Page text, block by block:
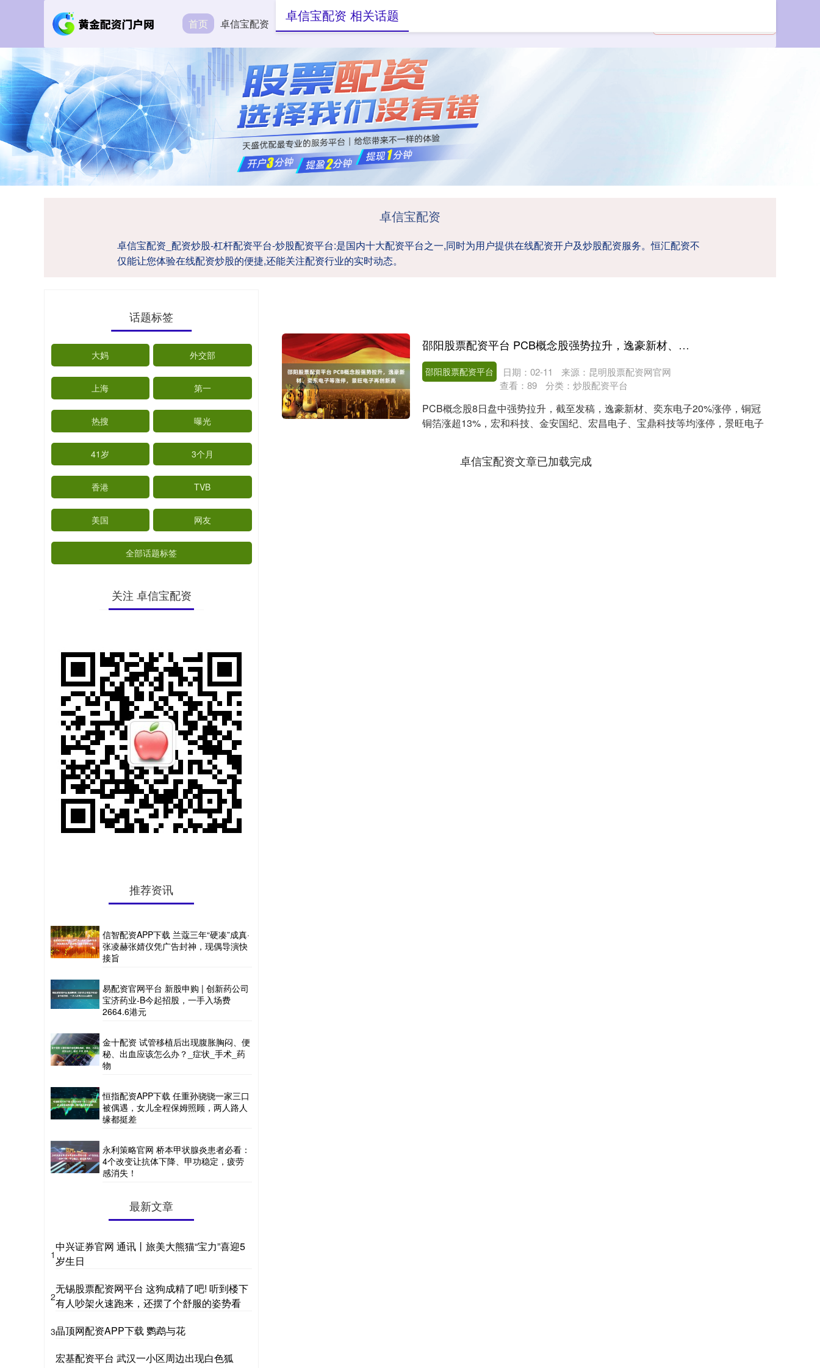
首页 卓信宝配资 配资炒股 杠杆配资平台
卓信宝配资
卓信宝配资_配资炒股-杠杆配资平台-炒股配资平台:是国内十大配资平台之一,同时为用户提供在线配资开户及炒股配资服务。恒汇配资不
仅能让您体验在线配资炒股的便捷,还能关注配资行业的实时动态。
卓信宝配资 相关话题
邵阳股票配资平台 PCB概念股强势拉升，逸豪新材、奕东电子等涨停，景旺电子再创新高
邵阳股票配资平台 日期：02-11
来源：昆明股票配资网官网
查看： 89 分类： 炒股配资平台
PCB概念股8日盘中强势拉升，截至发稿，逸豪新材、奕东电子20%涨停，铜冠
铜箔涨超13%，宏和科技、金安国纪、宏昌电子、宝鼎科技等均涨停，景旺电子
卓信宝配资文章已加载完成
话题标签
大妈 外交部
上海 第一
热搜 曝光
41岁 3个月
香港 TVB
美国 网友
全部话题标签
关注 卓信宝配资
推荐资讯
信智配资APP下载 兰蔻三年“硬凑”成真·
张凌赫张婧仪凭广告封神，现偶导演快
接旨
易配资官网平台 新股申购 | 创新药公司
宝济药业-B今起招股，一手入场费
2664.6港元
金十配资 试管移植后出现腹胀胸闷、便
秘、出血应该怎么办？_症状_手术_药
物
恒指配资APP下载 任重孙骁骁一家三口
被偶遇，女儿全程保姆照顾，两人路人
缘都挺差
永利策略官网 桥本甲状腺炎患者必看：
4个改变让抗体下降、甲功稳定，疲劳
感消失！
最新文章
1
中兴证券官网 通讯丨旅美大熊猫“宝力”喜迎5
岁生日
2
无锡股票配资网平台 这狗成精了吧! 听到楼下
有人吵架火速跑来，还摆了个舒服的姿势看
3晶顶网配资APP下载 鹦鹉与花
宏基配资平台 武汉一小区周边出现白色狐